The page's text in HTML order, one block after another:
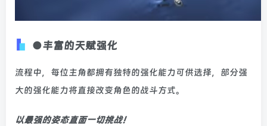
●丰富的天赋强化
流程中，每位主角都拥有独特的强化能力可供选择，部分强
大的强化能力将直接改变角色的战斗方式。
以最强的姿态直面一切挑战！